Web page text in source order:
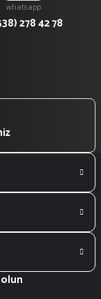
whatsapp
278 42 78